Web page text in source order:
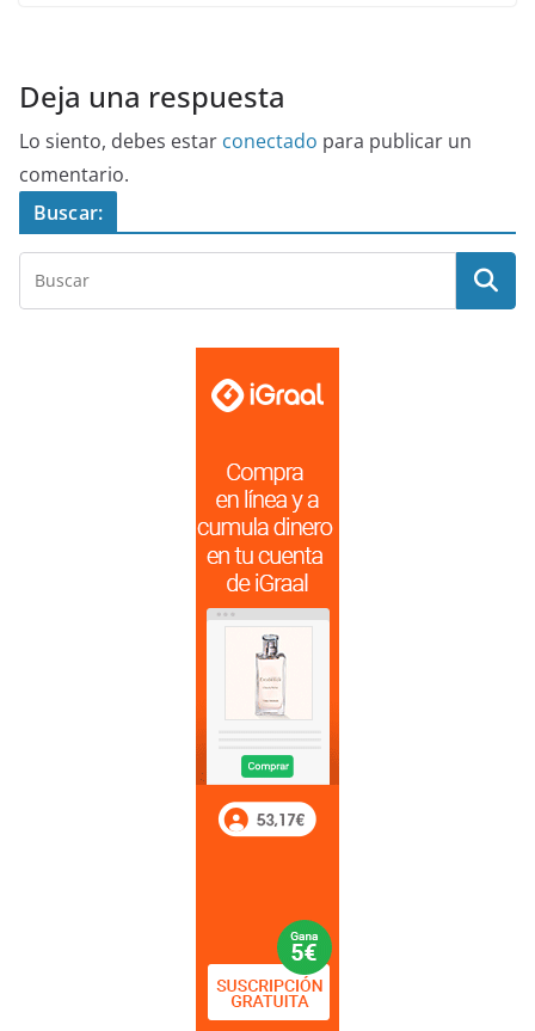
Deja una respuesta
Lo siento, debes estar conectado para publicar un
comentario.
Buscar: